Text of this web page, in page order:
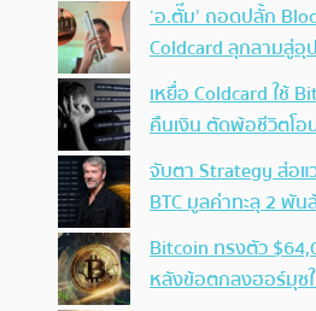
‘อ.ตั๊ม’ ถอดปลั้ก
Coldcard ลุกลามสู่
เหยื่อ Coldcard ใช้
คืนเงิน ตัดพ้อชีวิตโ
จับตา Strategy ส่อแ
BTC มูลค่าทะลุ 2 พั
Bitcoin ทรงตัว
หลังข้อตกลงฮอร์มุซ